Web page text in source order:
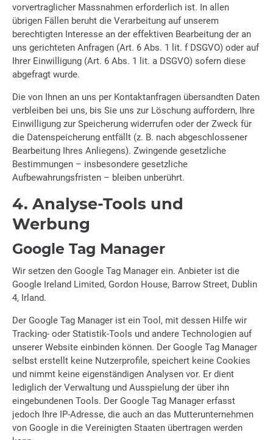
vorvertraglicher Massnahmen erforderlich ist. In allen
übrigen Fällen beruht die Verarbeitung auf unserem
berechtigten Interesse an der effektiven Bearbeitung der an
uns gerichteten Anfragen (Art. 6 Abs. 1 lit. f DSGVO) oder auf
Ihrer Einwilligung (Art. 6 Abs. 1 lit. a DSGVO) sofern diese
abgefragt wurde.
Die von Ihnen an uns per Kontaktanfragen übersandten Daten
verbleiben bei uns, bis Sie uns zur Löschung auffordern, Ihre
Einwilligung zur Speicherung widerrufen oder der Zweck für
die Datenspeicherung entfällt (z. B. nach abgeschlossener
Bearbeitung Ihres Anliegens). Zwingende gesetzliche
Bestimmungen – insbesondere gesetzliche
Aufbewahrungsfristen – bleiben unberührt.
4. Analyse-Tools und
Werbung
Google Tag Manager
Wir setzen den Google Tag Manager ein. Anbieter ist die
Google Ireland Limited, Gordon House, Barrow Street, Dublin
4, Irland.
Der Google Tag Manager ist ein Tool, mit dessen Hilfe wir
Tracking- oder Statistik-Tools und andere Technologien auf
unserer Website einbinden können. Der Google Tag Manager
selbst erstellt keine Nutzerprofile, speichert keine Cookies
und nimmt keine eigenständigen Analysen vor. Er dient
lediglich der Verwaltung und Ausspielung der über ihn
eingebundenen Tools. Der Google Tag Manager erfasst
jedoch Ihre IP-Adresse, die auch an das Mutterunternehmen
von Google in die Vereinigten Staaten übertragen werden